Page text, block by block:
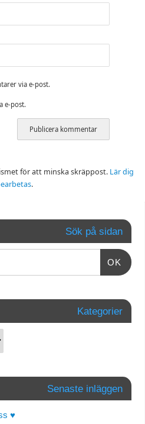
via e-post.
e-post.
för att minska skräppost. Lär dig
.
Sök på sidan
OK
Kategorier
Senaste inläggen
♥